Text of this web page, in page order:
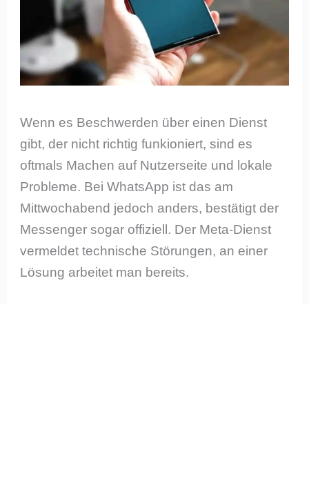
Wenn es Beschwerden über einen Dienst
gibt, der nicht richtig funkioniert, sind es
oftmals Machen auf Nutzerseite und lokale
Probleme. Bei WhatsApp ist das am
Mittwochabend jedoch anders, bestätigt der
Messenger sogar offiziell. Der Meta-Dienst
vermeldet technische Störungen, an einer
Lösung arbeitet man bereits.